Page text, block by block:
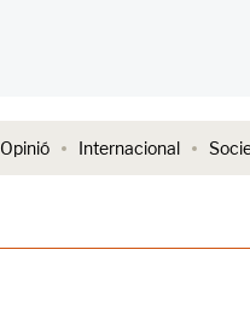
Opinió Internacional